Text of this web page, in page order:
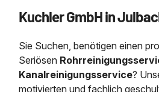
Saugbagger / Luftförderanlage
Heizung / Sanitär
Kuchler GmbH in
Sie Suchen, benötigen einen
Seriösen
Kanalreinigungsservice?
motivierten und fachlich